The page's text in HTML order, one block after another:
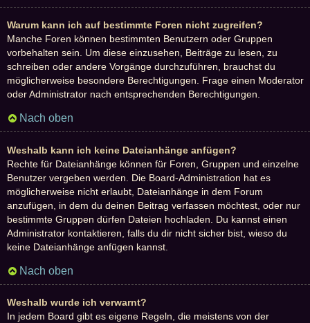
Warum kann ich auf bestimmte Foren nicht zugreifen?
Manche Foren können bestimmten Benutzern oder Gruppen
vorbehalten sein. Um diese einzusehen, Beiträge zu lesen, zu
schreiben oder andere Vorgänge durchzuführen, brauchst du
möglicherweise besondere Berechtigungen. Frage einen Moderator
oder Administrator nach entsprechenden Berechtigungen.
Nach oben
Weshalb kann ich keine Dateianhänge anfügen?
Rechte für Dateianhänge können für Foren, Gruppen und einzelne
Benutzer vergeben werden. Die Board-Administration hat es
möglicherweise nicht erlaubt, Dateianhänge in dem Forum
anzufügen, in dem du deinen Beitrag verfassen möchtest, oder nur
bestimmte Gruppen dürfen Dateien hochladen. Du kannst einen
Administrator kontaktieren, falls du dir nicht sicher bist, wieso du
keine Dateianhänge anfügen kannst.
Nach oben
Weshalb wurde ich verwarnt?
In jedem Board gibt es eigene Regeln, die meistens von der